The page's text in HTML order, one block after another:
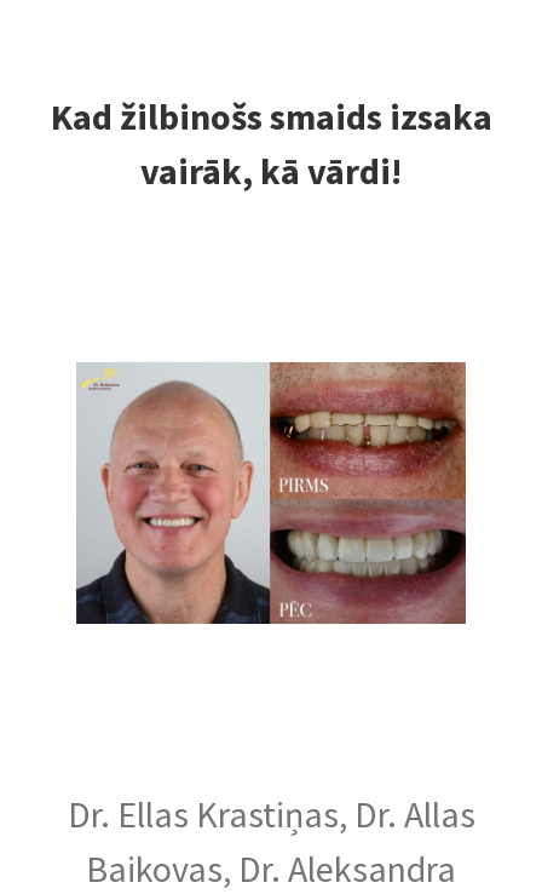
Kad žilbinošs smaids izsaka
vairāk, kā vārdi!
Dr. Ellas Krastiņas, Dr. Allas
Baikovas, Dr. Aleksandra